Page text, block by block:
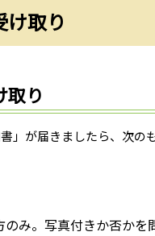
取り
取り
」が届きましたら、次
のみ。写真付きか否か